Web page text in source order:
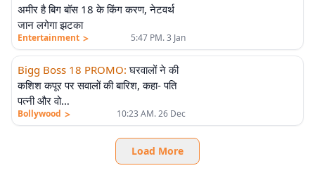
अमीर है बिग बॉस 18 के किंग करण, नेटवर्थ
जान लगेगा झटका
Entertainment > 5:47 PM. 3 Jan
Bigg Boss 18 PROMO: घरवालों ने की
कशिश कपूर पर सवालों की बारिश, कहा- पति
पत्नी और वो…
Bollywood > 10:23 AM. 26 Dec
Load More